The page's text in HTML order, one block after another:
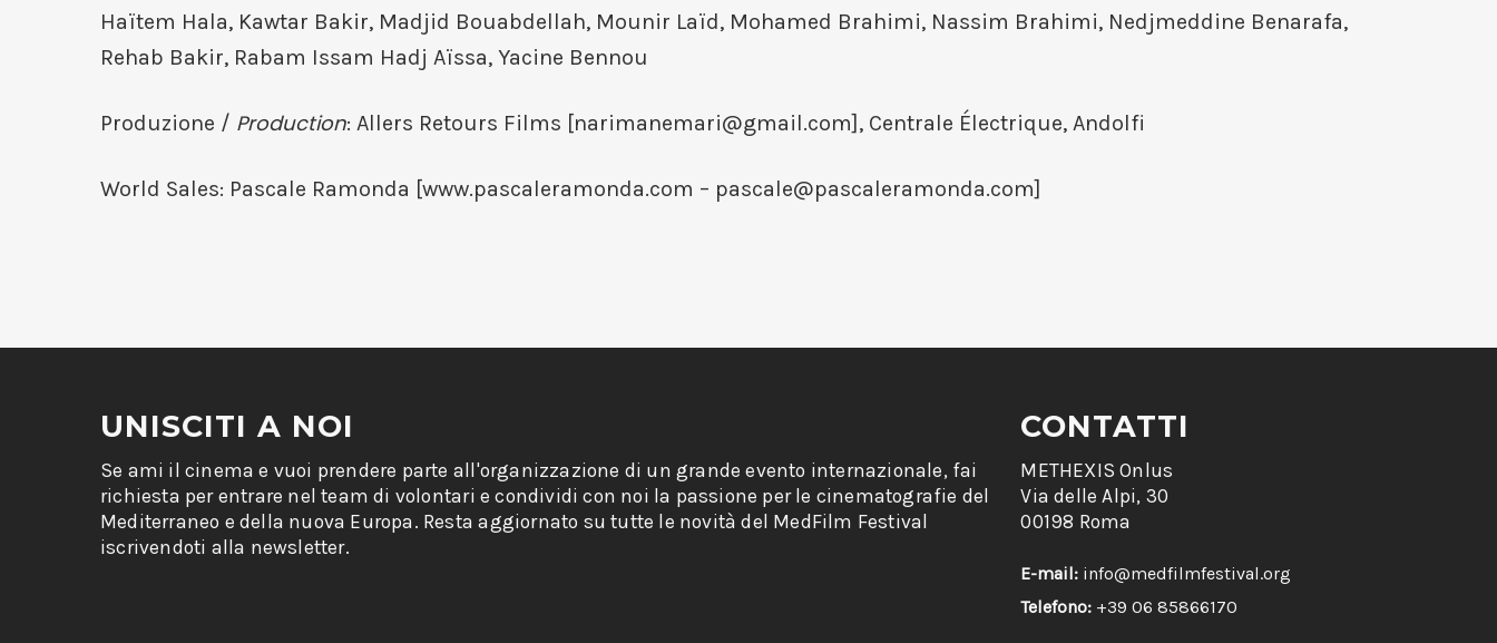
Haïtem Hala, Kawtar Bakir, Madjid Bouabdellah, Mounir Laïd, Mohamed Brahimi, Nassim Brahimi, Nedjmeddine Benarafa,
Rehab Bakir, Rabam Issam Hadj Aïssa, Yacine Bennou
Produzione / Production: Allers Retours Films [narimanemari@gmail.com], Centrale Électrique, Andolfi
World Sales: Pascale Ramonda [www.pascaleramonda.com – pascale@pascaleramonda.com]
UNISCITI A NOI
Se ami il cinema e vuoi prendere parte all'organizzazione di un grande evento internazionale, fai
richiesta per entrare nel team di volontari e condividi con noi la passione per le cinematografie del
Mediterraneo e della nuova Europa. Resta aggiornato su tutte le novità del MedFilm Festival
iscrivendoti alla newsletter.
CONTATTI
METHEXIS Onlus
Via delle Alpi, 30
00198 Roma
E-mail: info@medfilmfestival.org
Telefono: +39 06 85866170